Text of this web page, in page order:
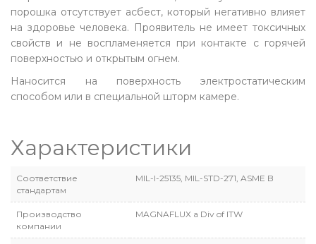
порошка отсутствует асбест, который негативно влияет
на здоровье человека. Проявитель не имеет токсичных
свойств и не воспламеняется при контакте с горячей
поверхностью и открытым огнем.
Наносится на поверхность электростатическим
способом или в специальной шторм камере.
Характеристики
Соответствие
стандартам
MIL-I-25135, MIL-STD-271, ASME B
Производство
компании
MAGNAFLUX a Div of ITW